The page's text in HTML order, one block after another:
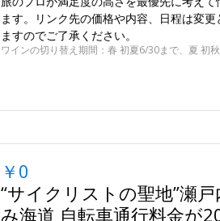
ます。リンク先の価格や内容、日程は変更
ますのでご了承ください。
￥0
“サイクリストの聖地”瀬
み海道 自転車通行料金が